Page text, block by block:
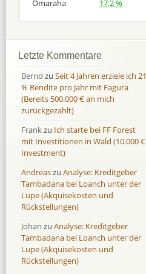
Omaraha
17,2 %
Bondora
Finbee
43,2%
Finbee (CZK)
0,0 %
HeavyFinance
IUVO Group
-32,2 %
Lenndy
-314,6 %
Moncera
8,0 %
Monestro
9,1 %
Neo Finance
Omaraha
16,4 %
Bondora
Finbee
35,2%
Finbee (CZK)
0,0 %
HeavyFinance
IUVO Group
-55,0 %
Lenndy
146,5 %
Moncera
11,1 %
Monestro
>1000%
Neo Finance
Omaraha
18,0 %
Letzte Kommentare
Bernd zu Seit 4 Jahren erziele ich 21
% Rendite pro Jahr mit Fagura
(Bereits 500.000 € an mich
zurückgezahlt)
Frankzu Ich starte bei FF Forest
mit Investitionen in Wald (10.000 €
Investment)
Andreaszu Analyse: Kreditgeber
Tambadana bei Loanch unter der
Lupe (Akquisekosten und
Rückstellungen)
Johan zu Analyse: Kreditgeber
Tambadana bei Loanch unter der
Lupe (Akquisekosten und
Rückstellungen)